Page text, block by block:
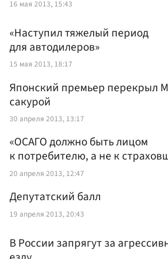
16 мая 2013, 15:43
«Наступил тяжелый период
для автодилеров»
15 мая 2013, 18:17
Японский премьер перекрыл
сакурой
30 апреля 2013, 13:17
«ОСАГО должно быть лицом
к потребителю, а не к
20 апреля 2013, 12:47
Депутатский балл
19 апреля 2013, 20:43
В России запрягут за